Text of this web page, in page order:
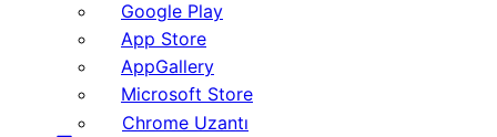
Google Play
App Store
AppGallery
Microsoft Store
Chrome Uzantı